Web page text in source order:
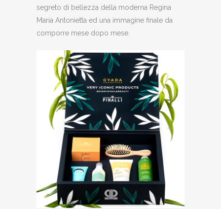
segreto di bellezza della moderna Regina
Maria Antonietta ed una immagine finale da
comporre mese dopo mese.